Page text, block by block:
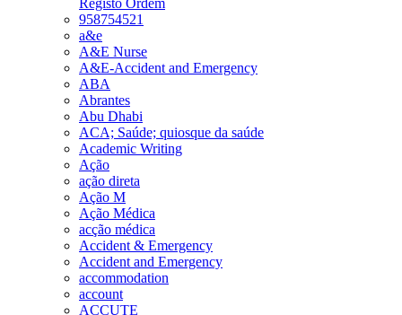
958754521
a&e
A&E Nurse
A&E-Accident and Emergency
ABA
Abrantes
Abu Dhabi
ACA; Saúde; quiosque da saúde
Academic Writing
Ação
ação direta
Ação M
Ação Médica
acção médica
Accident & Emergency
Accident and Emergency
accommodation
account
ACCUTE